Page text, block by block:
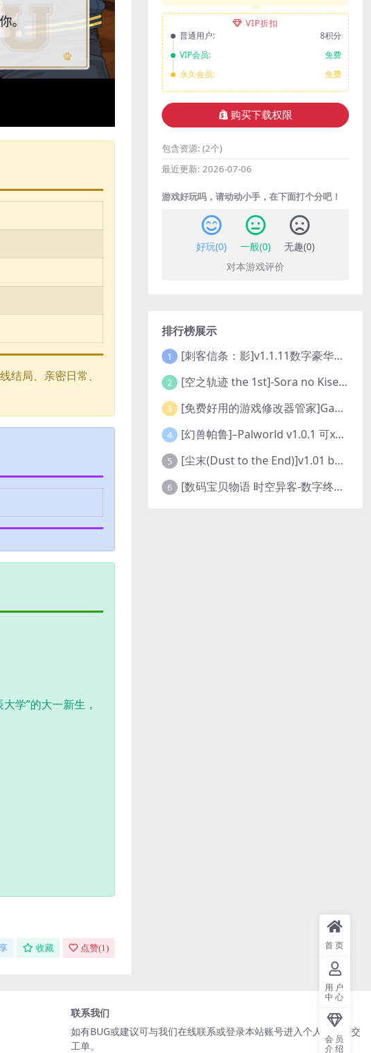
结局、亲密日常、
学”的大一新生，
收藏 点赞(1)
VIP折扣
普通用户:
8积分
VIP会员:
免费
永久会员:
免费
购买下载权限
包含资源: (2个)
最近更新: 2026-07-06
游戏好玩吗，请动动小手，在下面打个分吧！
好玩(0) 一般(0) 无趣(0)
对本游戏评价
排行榜展示
1 [刺客信条：影]v1.1.11数字豪华版全DLC
2 [空之轨迹 the 1st]-Sora no Kiseki the 1st-更新至v1.06.4-全DLC
3 [免费好用的游戏修改器管家]Game Cheats Manager
4 [幻兽帕鲁]–Palworld v1.0.1 可xbox联机
5 [尘末(Dust to the End)]v1.01 build9321107
6 [数码宝贝物语 时空异客-数字终极版]- Digimon Story Time Stranger-Build.23514637
联系我们
如有BUG或建议可与我们在线联系或登录本站账号进入个人中心提交
工单。
首页
用户
中心
会员
介绍